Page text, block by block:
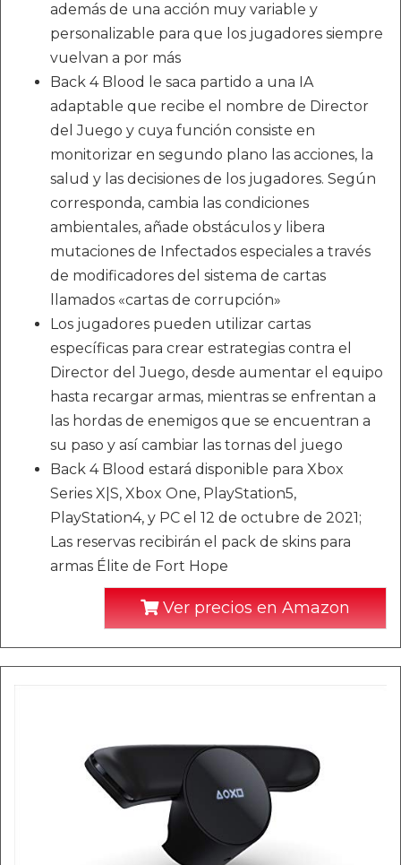
además de una acción muy variable y
personalizable para que los jugadores siempre
vuelvan a por más
Back 4 Blood le saca partido a una IA
adaptable que recibe el nombre de Director
del Juego y cuya función consiste en
monitorizar en segundo plano las acciones, la
salud y las decisiones de los jugadores. Según
corresponda, cambia las condiciones
ambientales, añade obstáculos y libera
mutaciones de Infectados especiales a través
de modificadores del sistema de cartas
llamados «cartas de corrupción»
Los jugadores pueden utilizar cartas
específicas para crear estrategias contra el
Director del Juego, desde aumentar el equipo
hasta recargar armas, mientras se enfrentan a
las hordas de enemigos que se encuentran a
su paso y así cambiar las tornas del juego
Back 4 Blood estará disponible para Xbox
Series X|S, Xbox One, PlayStation5,
PlayStation4, y PC el 12 de octubre de 2021;
Las reservas recibirán el pack de skins para
armas Élite de Fort Hope
Ver precios en Amazon